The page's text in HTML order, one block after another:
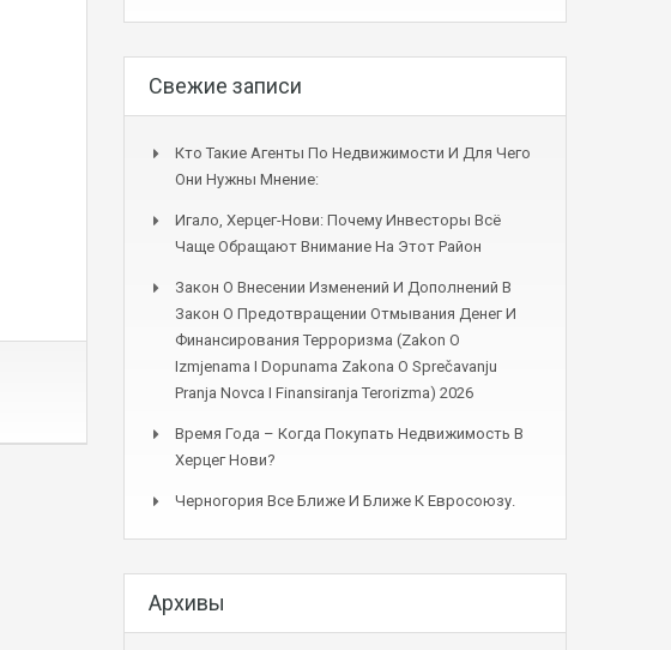
Свежие записи
Кто Такие Агенты По Недвижимости И Для Чего
Они Нужны Мнение:
Игало, Херцег-Нови: Почему Инвесторы Всё
Чаще Обращают Внимание На Этот Район
Закон О Внесении Изменений И Дополнений В
Закон О Предотвращении Отмывания Денег И
Финансирования Терроризма (Zakon O
Izmjenama I Dopunama Zakona O Sprečavanju
Pranja Novca I Finansiranja Terorizma) 2026
Время Года – Когда Покупать Недвижимость В
Херцег Нови?
Черногория Все Ближе И Ближе К Евросоюзу.
Архивы